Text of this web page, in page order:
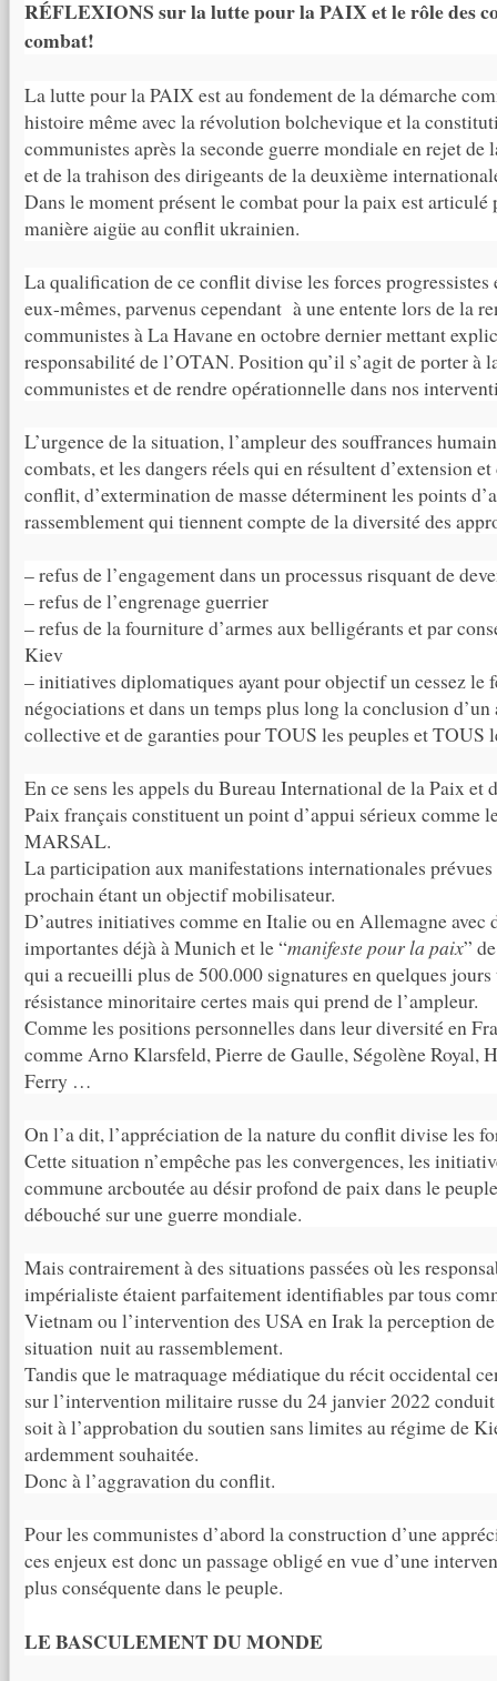
RÉFLEXIONS sur la lutte pour la PAIX et le rôle des
combat!
La lutte pour la PAIX est au fondement de la démarche
histoire même avec la révolution bolchevique et la
communistes après la seconde guerre mondiale en rejet de
et de la trahison des dirigeants de la deuxième
Dans le moment présent le combat pour la paix est
manière aigüe au conflit ukrainien.
La qualification de ce conflit divise les forces progressistes
eux-mêmes, parvenus cependant à une entente lors de la
communistes à La Havane en octobre dernier mettant
responsabilité de l’OTAN. Position qu’il s’agit de porter à
communistes et de rendre opérationnelle dans nos
L’urgence de la situation, l’ampleur des souffrances
combats, et les dangers réels qui en résultent d’extension
conflit, d’extermination de masse déterminent les points
rassemblement qui tiennent compte de la diversité des
– refus de l’engagement dans un processus risquant de
– refus de l’engrenage guerrier
– refus de la fourniture d’armes aux belligérants et par
Kiev
– initiatives diplomatiques ayant pour objectif un cessez le
négociations et dans un temps plus long la conclusion
collective et de garanties pour TOUS les peuples et TOUS
En ce sens les appels du Bureau International de la Paix et
Paix français constituent un point d’appui sérieux comme
MARSAL.
La participation aux manifestations internationales
prochain étant un objectif mobilisateur.
D’autres initiatives comme en Italie ou en Allemagne avec
importantes déjà à Munich et le “manifeste pour la paix”
qui a recueilli plus de 500.000 signatures en quelques
résistance minoritaire certes mais qui prend de l’ampleur.
Comme les positions personnelles dans leur diversité en
comme Arno Klarsfeld, Pierre de Gaulle, Ségolène Royal,
Ferry …
On l’a dit, l’appréciation de la nature du conflit divise les
Cette situation n’empêche pas les convergences, les
commune arcboutée au désir profond de paix dans le
débouché sur une guerre mondiale.
Mais contrairement à des situations passées où les
impérialiste étaient parfaitement identifiables par tous
Vietnam ou l’intervention des USA en Irak la perception
situation nuit au rassemblement.
Tandis que le matraquage médiatique du récit occidental
sur l’intervention militaire russe du 24 janvier 2022
soit à l’approbation du soutien sans limites au régime de
ardemment souhaitée.
Donc à l’aggravation du conflit.
Pour les communistes d’abord la construction d’une
ces enjeux est donc un passage obligé en vue d’une
plus conséquente dans le peuple.
LE BASCULEMENT DU MONDE